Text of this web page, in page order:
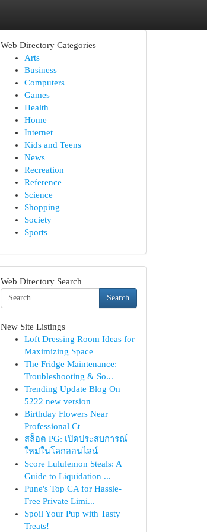
Web Directory Categories
Arts
Business
Computers
Games
Health
Home
Internet
Kids and Teens
News
Recreation
Reference
Science
Shopping
Society
Sports
Web Directory Search
Search
New Site Listings
Loft Dressing Room Ideas for
Maximizing Space
The Fridge Maintenance:
Troubleshooting & So...
Trending Update Blog On
5222 new version
Birthday Flowers Near
Professional Ct
สล็อต PG: เปิดประสบการณ์
ใหม่ในโลกออนไลน์
Score Lululemon Steals: A
Guide to Liquidation ...
Pune's Top CA for Hassle-
Free Private Limi...
Spoil Your Pup with Tasty
Treats!